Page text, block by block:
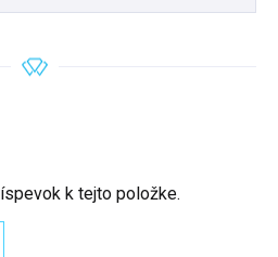
k tejto položke.